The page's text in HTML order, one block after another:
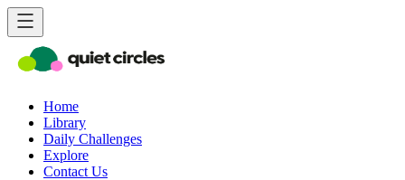
Home
Library
Daily Challenges
Explore
Contact Us